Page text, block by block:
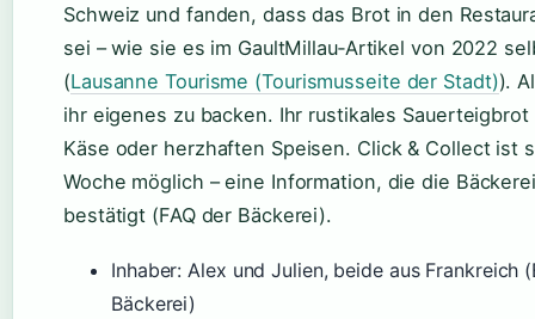
Schweiz und fanden, dass das Brot in den
sei – wie sie es im GaultMillau‑Artikel von 2022
(Lausanne Tourisme (Tourismusseite der Stadt)).
ihr eigenes zu backen. Ihr rustikales
Käse oder herzhaften Speisen. Click & Collect ist
Woche möglich – eine Information, die die
bestätigt (FAQ der Bäckerei).
Inhaber: Alex und Julien, beide aus Frankreich
Bäckerei)